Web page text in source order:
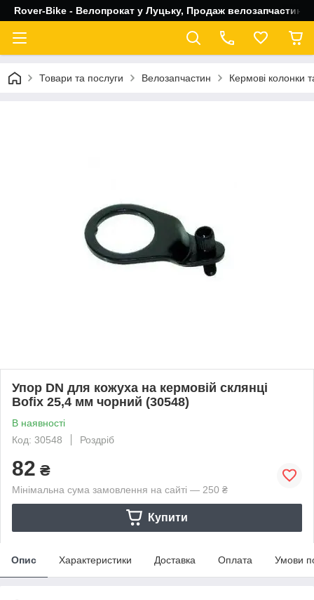
Rover-Bike - Велопрокат у Луцьку, Продаж велозапчастин,
Товари та послуги Велозапчастин Кермові колонки
Упор DN для кожуха на кермовій склянці
Bofix 25,4 мм чорний (30548)
В наявності
Код: 30548
Роздріб
82 ₴
Мінімальна сума замовлення на сайті — 250 ₴
Купити
Опис Характеристики Доставка Оплата Умови